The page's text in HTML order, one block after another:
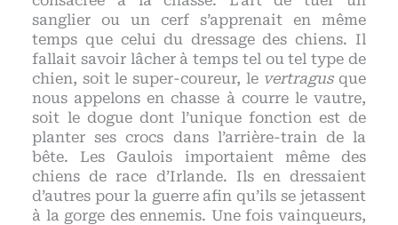
sanglier ou un cerf s’apprenait en même
temps que celui du dressage des chiens. Il
fallait savoir lâcher à temps tel ou tel type de
chien, soit le super-coureur, le vertragusque
nous appelons en chasse à courre le vautre,
soit le dogue dont l’unique fonction est de
planter ses crocs dans l’arrière-train de la
bête. Les Gaulois importaient même des
chiens de race d’Irlande. Ils en dressaient
d’autres pour la guerre afin qu’ils se jetassent
à la gorge des ennemis. Une fois vainqueurs,